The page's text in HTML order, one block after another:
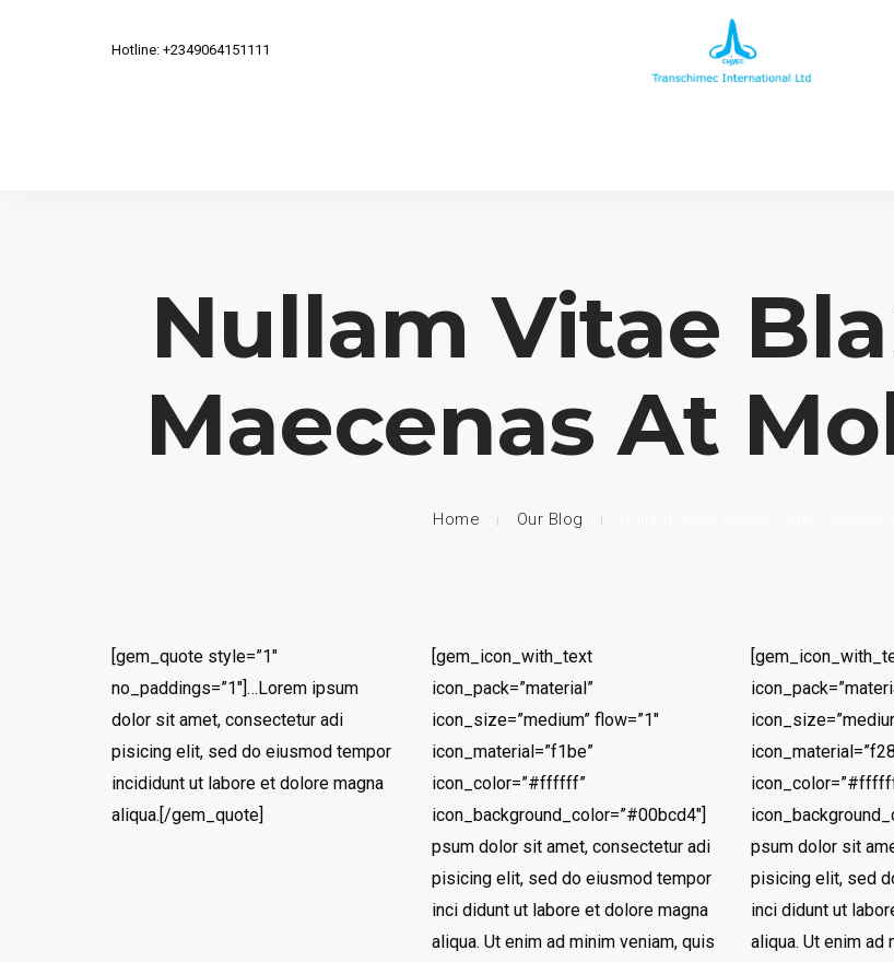
Hotline: +2349064151111
Nullam Vitae
Maecenas At
Home Our Blog
[gem_quote style=”1″
no_paddings=”1″]…Lorem ipsum
dolor sit amet, consectetur adi
pisicing elit, sed do eiusmod tempor
incididunt ut labore et dolore magna
aliqua.[/gem_quote]
[gem_icon_with_text
icon_pack=”material”
icon_size=”medium” flow=”1″
icon_material=”f1be”
icon_color=”#ffffff”
icon_background_color=”#00bcd4″]
psum dolor sit amet, consectetur adi
pisicing elit, sed do eiusmod tempor
inci didunt ut labore et dolore magna
aliqua. Ut enim ad minim veniam, quis
psum dolor sit
pisicing elit, sed
inci didunt ut
aliqua. Ut enim ad